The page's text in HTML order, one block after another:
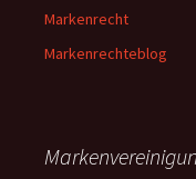
Markenrecht
Markenrechteblog